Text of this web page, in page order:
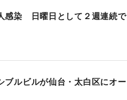
感染 日曜日として２週連続で
ブルビルが仙台・太白区にオー